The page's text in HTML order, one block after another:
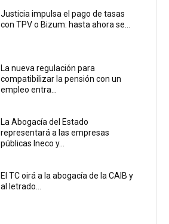
Justicia impulsa el pago de tasas
con TPV o Bizum: hasta ahora se...
La nueva regulación para
compatibilizar la pensión con un
empleo entra...
La Abogacía del Estado
representará a las empresas
públicas Ineco y...
El TC oirá a la abogacía de la CAIB y
al letrado...